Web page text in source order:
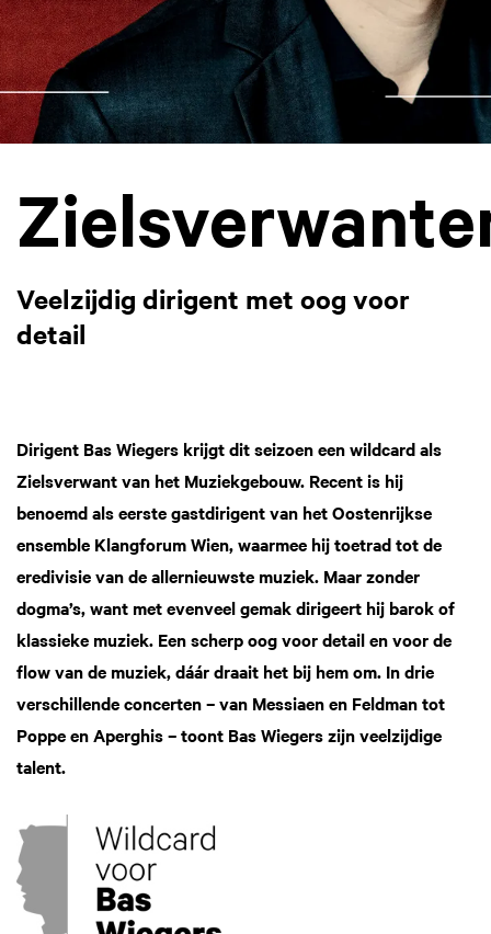
Veelzijdig dirigent met oog voor
detail
Dirigent Bas Wiegers krijgt dit seizoen een wildcard als
Zielsverwant van het Muziekgebouw. Recent is hij
benoemd als eerste gastdirigent van het Oostenrijkse
ensemble Klangforum Wien, waarmee hij toetrad tot de
eredivisie van de allernieuwste muziek. Maar zonder
dogma’s, want met evenveel gemak dirigeert hij barok of
klassieke muziek. Een scherp oog voor detail en voor de
flow van de muziek, dáár draait het bij hem om. In drie
verschillende concerten – van Messiaen en Feldman tot
Poppe en Aperghis – toont Bas Wiegers zijn veelzijdige
talent.